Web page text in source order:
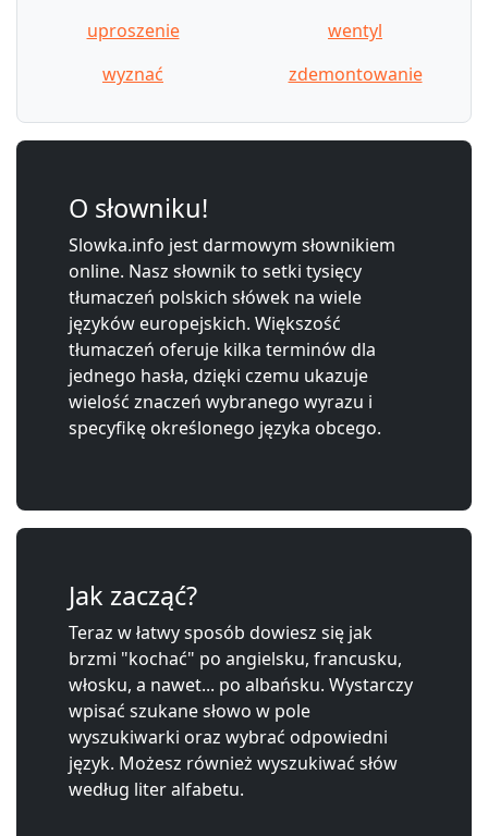
uproszenie
wentyl
wyznać
zdemontowanie
O słowniku!
Slowka.info jest darmowym słownikiem
online. Nasz słownik to setki tysięcy
tłumaczeń polskich słówek na wiele
języków europejskich. Większość
tłumaczeń oferuje kilka terminów dla
jednego hasła, dzięki czemu ukazuje
wielość znaczeń wybranego wyrazu i
specyfikę określonego języka obcego.
Jak zacząć?
Teraz w łatwy sposób dowiesz się jak
brzmi "kochać" po angielsku, francusku,
włosku, a nawet... po albańsku. Wystarczy
wpisać szukane słowo w pole
wyszukiwarki oraz wybrać odpowiedni
język. Możesz również wyszukiwać słów
według liter alfabetu.